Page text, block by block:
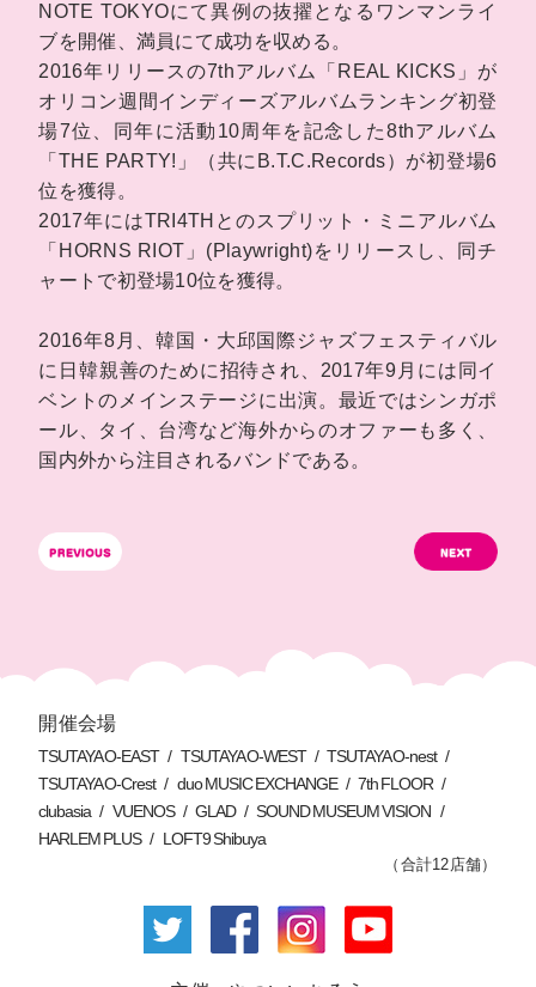
NOTE TOKYOにて異例の抜擢となるワンマンライ
ブを開催、満員にて成功を収める。
2016年リリースの7thアルバム「REAL KICKS」が
オリコン週間インディーズアルバムランキング初登
場7位、同年に活動10周年を記念した8thアルバム
「THE PARTY!」（共にB.T.C.Records）が初登場6
位を獲得。
2017年にはTRI4THとのスプリット・ミニアルバム
「HORNS RIOT」(Playwright)をリリースし、同チ
ャートで初登場10位を獲得。
2016年8月、韓国・大邱国際ジャズフェスティバル
に日韓親善のために招待され、2017年9月には同イ
ベントのメインステージに出演。最近ではシンガポ
ール、タイ、台湾など海外からのオファーも多く、
国内外から注目されるバンドである。
開催会場
TSUTAYA O-EAST TSUTAYA O-WEST
TSUTAYA O-nest
TSUTAYA O-Crest
duo MUSIC EXCHANGE
7th FLOOR
clubasia
VUENOS GLAD
SOUND MUSEUM VISION
HARLEM PLUS
LOFT9 Shibuya
（合計12店舗）